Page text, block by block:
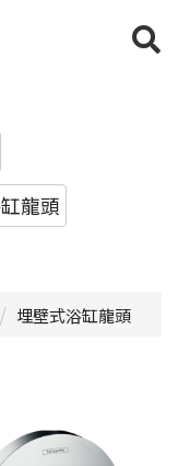
龍頭
埋壁式浴缸龍頭